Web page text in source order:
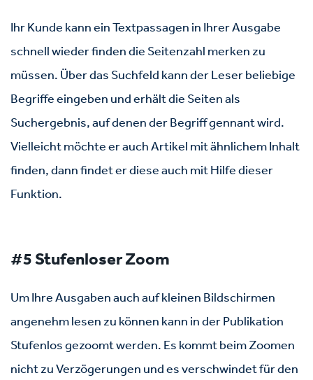
Ihr Kunde kann ein Textpassagen in Ihrer Ausgabe
schnell wieder finden die Seitenzahl merken zu
müssen. Über das Suchfeld kann der Leser beliebige
Begriffe eingeben und erhält die Seiten als
Suchergebnis, auf denen der Begriff gennant wird.
Vielleicht möchte er auch Artikel mit ähnlichem Inhalt
finden, dann findet er diese auch mit Hilfe dieser
Funktion.
#5 Stufenloser Zoom
Um Ihre Ausgaben auch auf kleinen Bildschirmen
angenehm lesen zu können kann in der Publikation
Stufenlos gezoomt werden. Es kommt beim Zoomen
nicht zu Verzögerungen und es verschwindet für den